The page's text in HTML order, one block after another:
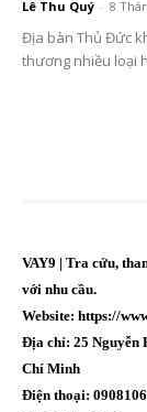
Lê Thu Quý - 8
Địa bàn Thủ Đức
thương nhiều loại
VAY9 | Tra cứu,
với nhu cầu.
Website: https://
Địa chỉ: 25 Nguyễn
Chí Minh
Điện thoại: